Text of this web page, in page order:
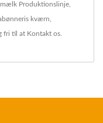
Produktionslinje,
kværn,
fri til at Kontakt os.